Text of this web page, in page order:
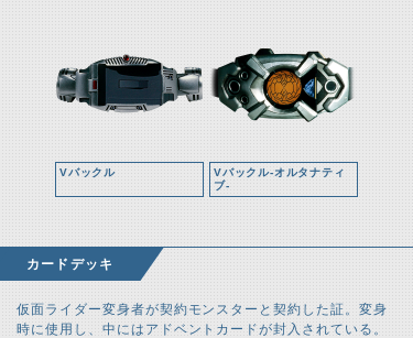
Vバックル
Vバックル-オルタナティ
ブ-
カードデッキ
仮面ライダー変身者が契約モンスターと契約した証。変身
時に使用し、中にはアドベントカードが封入されている。